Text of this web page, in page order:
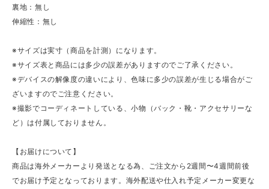
裏地：無し
伸縮性：無し
※サイズは実寸（商品を計測）になります。
※サイズ表と商品には多少の誤差がありますのでご了承ください。
※デバイスの解像度の違いにより、色味に多少の誤差が生じる場合がご
ざいますのでご注意ください。
※撮影でコーディネートしている、小物（バック・靴・アクセサリーな
ど）は付属しておりません。
【お届けについて】
商品は海外メーカーより発送となる為、ご注文から2週間〜4週間前後
でお届け予定となっております。海外配送や仕入れ予定メーカー変更な